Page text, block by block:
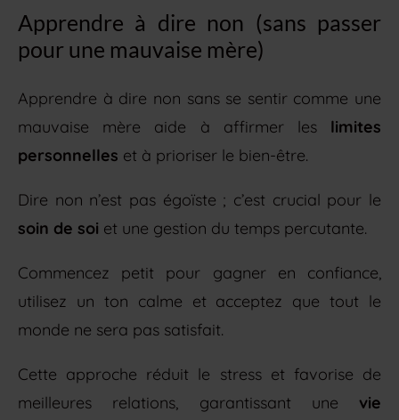
Apprendre à dire non (sans passer
pour une mauvaise mère)
Apprendre à dire non sans se sentir comme une
mauvaise mère aide à affirmer les limites
personnelles et à prioriser le bien-être.
Dire non n’est pas égoïste ; c’est crucial pour le
soin de soi et une gestion du temps percutante.
Commencez petit pour gagner en confiance,
utilisez un ton calme et acceptez que tout le
monde ne sera pas satisfait.
Cette approche réduit le stress et favorise de
meilleures relations, garantissant une vie